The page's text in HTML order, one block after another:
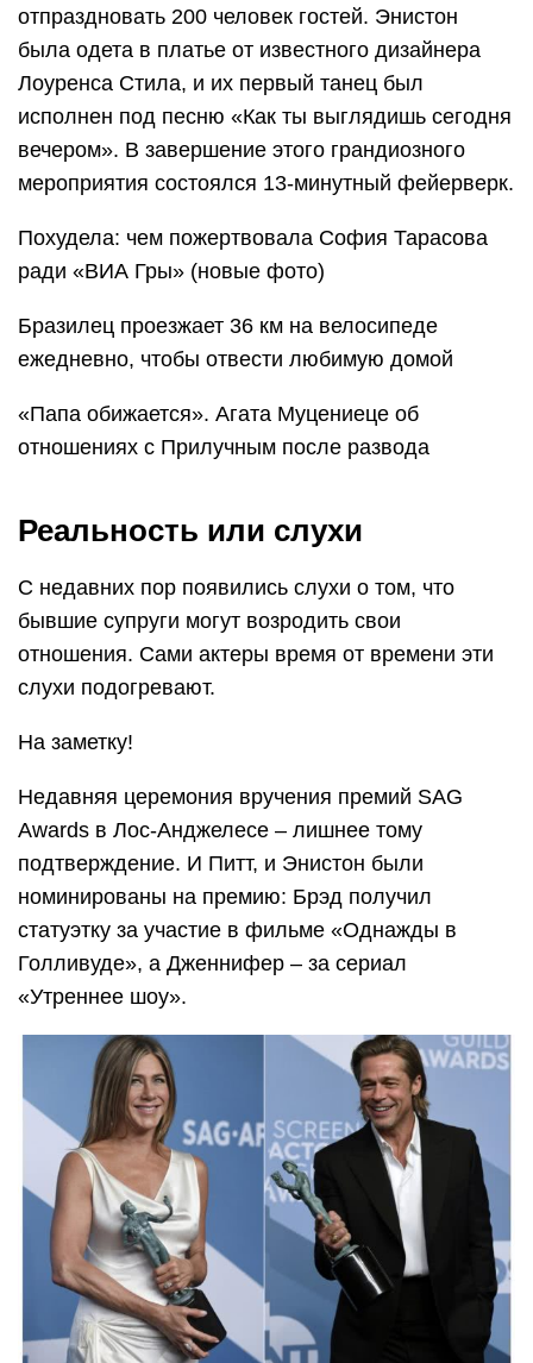
отпраздновать 200 человек гостей. Энистон
была одета в платье от известного дизайнера
Лоуренса Стила, и их первый танец был
исполнен под песню «Как ты выглядишь сегодня
вечером». В завершение этого грандиозного
мероприятия состоялся 13-минутный фейерверк.
Похудела: чем пожертвовала София Тарасова
ради «ВИА Гры» (новые фото)
Бразилец проезжает 36 км на велосипеде
ежедневно, чтобы отвести любимую домой
«Папа обижается». Агата Муцениеце об
отношениях с Прилучным после развода
Реальность или слухи
С недавних пор появились слухи о том, что
бывшие супруги могут возродить свои
отношения. Сами актеры время от времени эти
слухи подогревают.
На заметку!
Недавняя церемония вручения премий SAG
Awards в Лос-Анджелесе – лишнее тому
подтверждение. И Питт, и Энистон были
номинированы на премию: Брэд получил
статуэтку за участие в фильме «Однажды в
Голливуде», а Дженнифер – за сериал
«Утреннее шоу».